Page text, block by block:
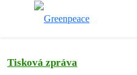
Tisková zpráva